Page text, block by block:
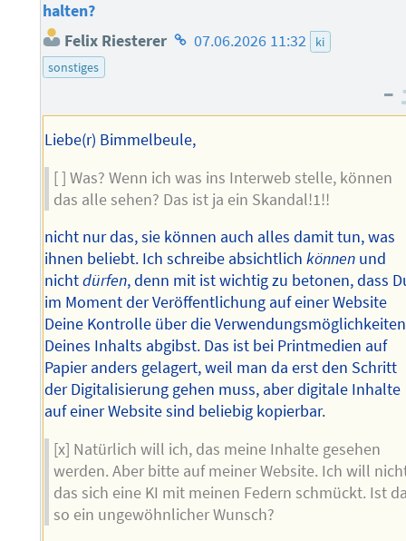
halten?
Felix Riesterer Homepage
07.06.2026 11:32
ki
sonstiges
–
Liebe(r) Bimmelbeule,
[ ] Was? Wenn ich was ins Interweb stelle, können
das alle sehen? Das ist ja ein Skandal!1!!
nicht nur das, sie können auch alles damit tun, was
ihnen beliebt. Ich schreibe absichtlichkönnen und
nichtdürfen, denn mit ist wichtig zu betonen, dass
im Moment der Veröffentlichung auf einer Website
Deine Kontrolle über die Verwendungsmöglichkeiten
Deines Inhalts abgibst. Das ist bei Printmedien auf
Papier anders gelagert, weil man da erst den Schritt
der Digitalisierung gehen muss, aber digitale Inhalte
auf einer Website sind beliebig kopierbar.
[x] Natürlich will ich, das meine Inhalte gesehen
werden. Aber bitte auf meiner Website. Ich will
das sich eine KI mit meinen Federn schmückt. Ist
so ein ungewöhnlicher Wunsch?